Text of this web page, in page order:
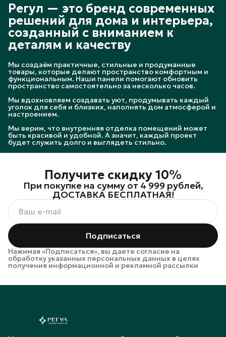
Регул — это бренд современных
решений для дома и интерьера,
созданный с вниманием к
деталям и качеству
Мы создаём практичные, стильные и продуманные
товары, которые делают пространство комфортным и
функциональным. Наши панели помогают обновить
пространство самостоятельно за несколько часов.
Мы вдохновляем создавать уют, продумывать каждый
уголок для себя и близких, наполнять дом атмосферой и
настроением.
Мы верим, что внутренняя отделка помещений может
быть красивой и удобной. А значит, каждый проект
будет служить долго и выглядеть стильно.
Получите скидку 10%
При покупке на сумму от 4 999 рублей,
ДОСТАВКА БЕСПЛАТНАЯ!
Подписаться
Нажимая «Подписаться», вы даете согласие на
обработку указанных персональных данных в целях
получения информационной и рекламной рассылки